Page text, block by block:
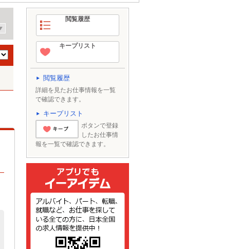
閲覧履歴
キープリスト
閲覧履歴
詳細を見たお仕事情報を一覧
で確認できます。
キープリスト
とりあえずキー
ボタンで登録
したお仕事情
報を一覧で確認できます。